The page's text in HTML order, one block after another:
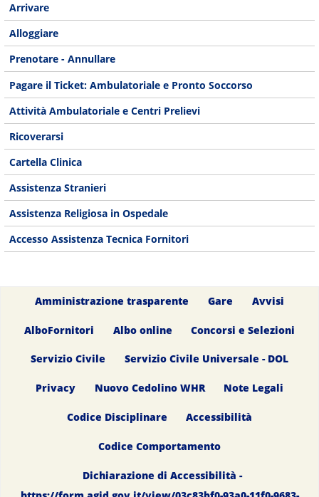
Arrivare
Alloggiare
Prenotare - Annullare
Pagare il Ticket: Ambulatoriale e Pronto Soccorso
Attività Ambulatoriale e Centri Prelievi
Ricoverarsi
Cartella Clinica
Assistenza Stranieri
Assistenza Religiosa in Ospedale
Accesso Assistenza Tecnica Fornitori
Amministrazione trasparente Gare Avvisi
AlboFornitori Albo online Concorsi e Selezioni
Servizio Civile Servizio Civile Universale - DOL
Privacy Nuovo Cedolino WHR Note Legali
Codice Disciplinare Accessibilità
Codice Comportamento
Dichiarazione di Accessibilità -